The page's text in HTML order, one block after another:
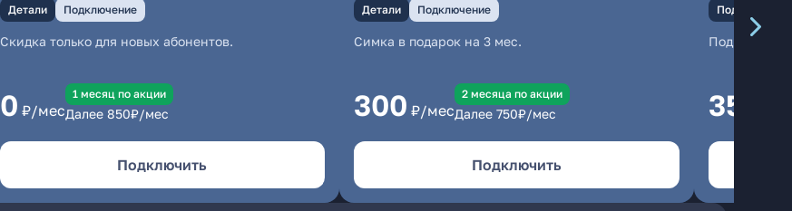
Детали Подключение
Скидка только для новых абонентов.
0 ₽/мес
1 месяц по акции
Далее 850₽/мес
Подключить
Детали Подключение
Симка в подарок на 3 мес.
300 ₽/мес
2 месяцa по акции
Далее 750₽/мес
Подключить
Подключение
350